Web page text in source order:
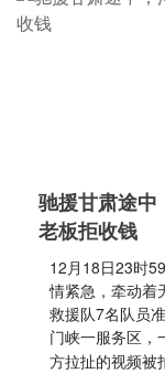
驰援甘肃途中
老板拒收钱
12月18日23时
情紧急，牵动着
救援队7名队员
门峡一服务区，
方拉扯的视频被